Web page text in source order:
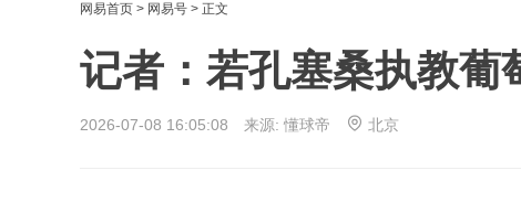
网易首页 > 网易号 > 正文
记者：若孔塞桑执教葡
2026-07-08 16:05:08 来源: 懂球帝 北京